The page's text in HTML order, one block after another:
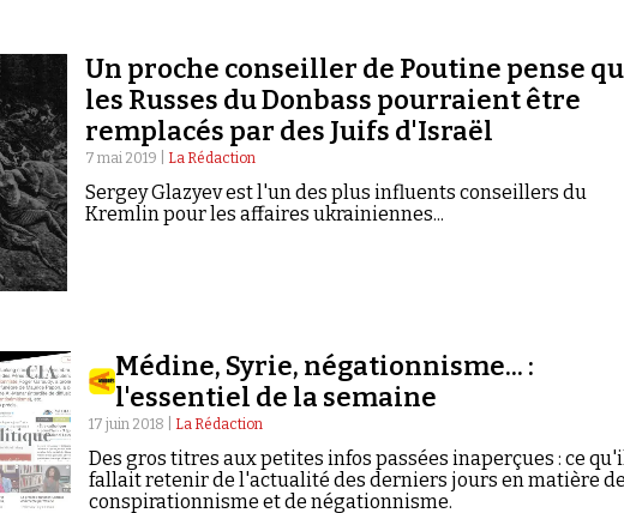
Un proche conseiller de Poutine pense
les Russes du Donbass pourraient être
remplacés par des Juifs d'Israël
7 mai 2019 | La Rédaction
Sergey Glazyev est l'un des plus influents conseillers du
Kremlin pour les affaires ukrainiennes...
Médine, Syrie, négationnisme... :
l'essentiel de la semaine
17 juin 2018 | La Rédaction
Des gros titres aux petites infos passées inaperçues : ce
fallait retenir de l'actualité des derniers jours en matière
conspirationnisme et de négationnisme.